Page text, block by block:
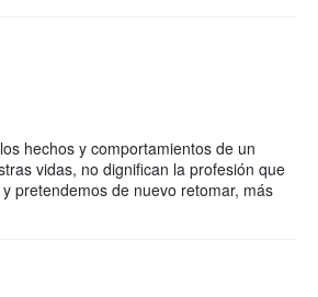
hechos y comportamientos de un
vidas, no dignifican la profesión que
pretendemos de nuevo retomar, más